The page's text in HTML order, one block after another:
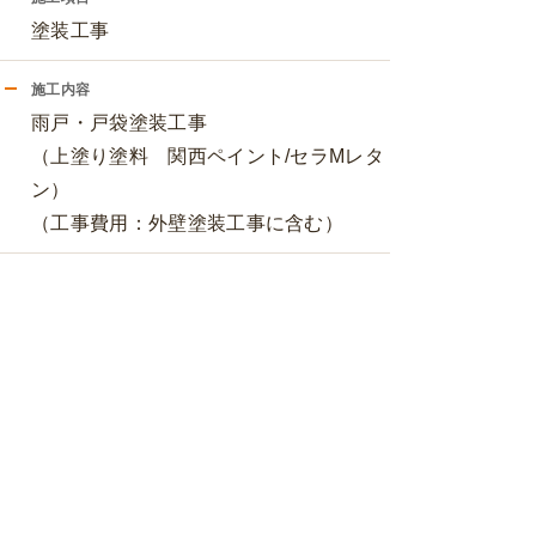
塗装工事
施工内容
雨戸・戸袋塗装工事
（上塗り塗料 関西ペイント/セラMレタ
ン）
（工事費用：外壁塗装工事に含む）